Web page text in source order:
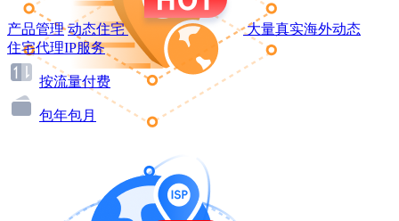
产品管理 动态住宅
大量真实海外动态
住宅代理IP服务
按流量付费
包年包月